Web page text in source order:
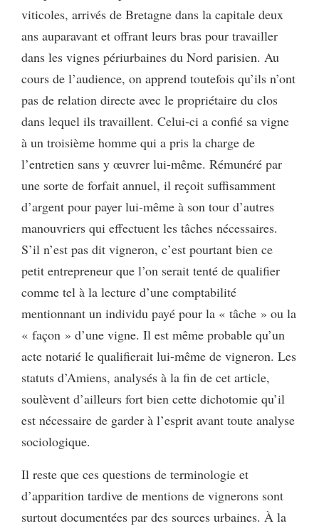
viticoles, arrivés de Bretagne dans la capitale deux
ans auparavant et offrant leurs bras pour travailler
dans les vignes périurbaines du Nord parisien. Au
cours de l’audience, on apprend toutefois qu’ils n’ont
pas de relation directe avec le propriétaire du clos
dans lequel ils travaillent. Celui-ci a confié sa vigne
à un troisième homme qui a pris la charge de
l’entretien sans y œuvrer lui-même. Rémunéré par
une sorte de forfait annuel, il reçoit suffisamment
d’argent pour payer lui-même à son tour d’autres
manouvriers qui effectuent les tâches nécessaires.
S’il n’est pas dit vigneron, c’est pourtant bien ce
petit entrepreneur que l’on serait tenté de qualifier
comme tel à la lecture d’une comptabilité
mentionnant un individu payé pour la « tâche » ou la
« façon » d’une vigne. Il est même probable qu’un
acte notarié le qualifierait lui-même de vigneron. Les
statuts d’Amiens, analysés à la fin de cet article,
soulèvent d’ailleurs fort bien cette dichotomie qu’il
est nécessaire de garder à l’esprit avant toute analyse
sociologique.
Il reste que ces questions de terminologie et
d’apparition tardive de mentions de vignerons sont
surtout documentées par des sources urbaines. À la